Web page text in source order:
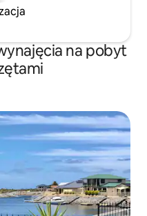
na pobyt
gości